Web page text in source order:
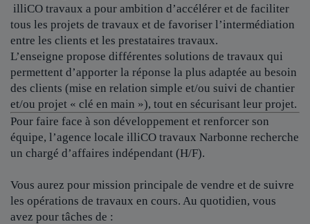
illiCO travaux a pour ambition d’accélérer et de faciliter
tous les projets de travaux et de favoriser l’intermédiation
entre les clients et les prestataires travaux.
L’enseigne propose différentes solutions de travaux qui
permettent d’apporter la réponse la plus adaptée au besoin
des clients (mise en relation simple et/ou suivi de chantier
et/ou projet « clé en main »), tout en sécurisant leur projet.
Pour faire face à son développement et renforcer son
équipe, l’agence locale illiCO travaux Narbonne recherche
un chargé d’affaires indépendant (H/F).
Vous aurez pour mission principale de vendre et de suivre
les opérations de travaux en cours. Au quotidien, vous
avez pour tâches de :